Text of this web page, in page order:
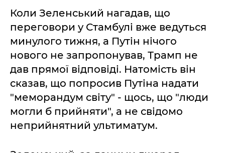
Коли Зеленський нагадав, що
переговори у Стамбулі вже ведуться
минулого тижня, а Путін нічого
нового не запропонував, Трамп не
дав прямої відповіді. Натомість він
сказав, що попросив Путіна надати
"меморандум світу" - щось, що "люди
могли б прийняти", а не свідомо
неприйнятний ультиматум.